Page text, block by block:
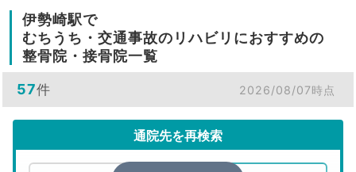
伊勢崎駅で
むちうち・交通事故のリハビリにおすすめの
整骨院・接骨院一覧
57件 2026/08/07時点
通院先を再検索